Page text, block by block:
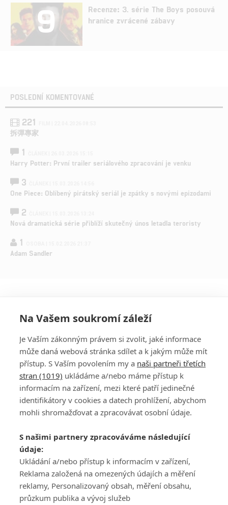
9
Recenze: 3. série The Boys posouvá
hranice zvrácené zábavy
POSLEDNÍ KOMENTOVANÉ
221
拆彈專家
1
Harry Potter: První trailer seriálového zpracování je venku
3
One Piece: Oblíbený pirátský seriál je zpátky s novými epizodami
2
Nová dramatická série přiblíží skutečný únos letadla teroristy
1
Adam Sandler
PŘIHLÁSIT
REGISTROVAT
DISKUZE
Šéfredaktorkou webu jePetr Slavík, e-mailserialy@fandimefilmu.cz
Máte-li zájem o inzerci na našem webu napište nám na e-mail
studio@koncal.com
Ochrana osobních údajů|Zásady používání cookies |Pravidla webu
Upravit nastavení soukromí
Na Vašem soukromí záleží
Je Vaším zákonným právem si zvolit, jaké informace
může daná webová stránka sdílet a k jakým může mít
přístup. S Vaším povolením my a naši partneři třetích
stran (1019) ukládáme a/nebo máme přístup k
informacím na zařízení, mezi které patří jedinečné
identifikátory v cookies a datech prohlížení, abychom
mohli shromažďovat a zpracovávat osobní údaje.
S našimi partnery zpracováváme následující
údaje:
Ukládání a/nebo přístup k informacím v zařízení,
Reklama založená na omezených údajích a měření
reklamy, Personalizovaný obsah, měření obsahu,
průzkum publika a vývoj služeb